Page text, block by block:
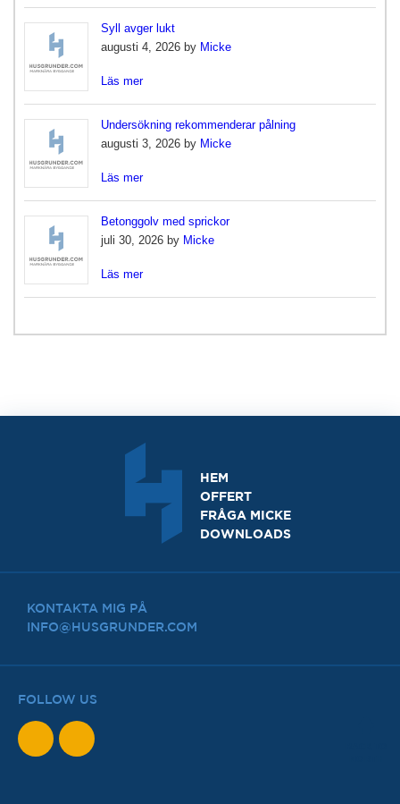
Syll avger lukt
augusti 4, 2026 by Micke
Läs mer
Undersökning rekommenderar pålning
augusti 3, 2026 by Micke
Läs mer
Betonggolv med sprickor
juli 30, 2026 by Micke
Läs mer
HEM
OFFERT
FRÅGA MICKE
DOWNLOADS
KONTAKTA MIG PÅ
INFO@HUSGRUNDER.COM
FOLLOW US